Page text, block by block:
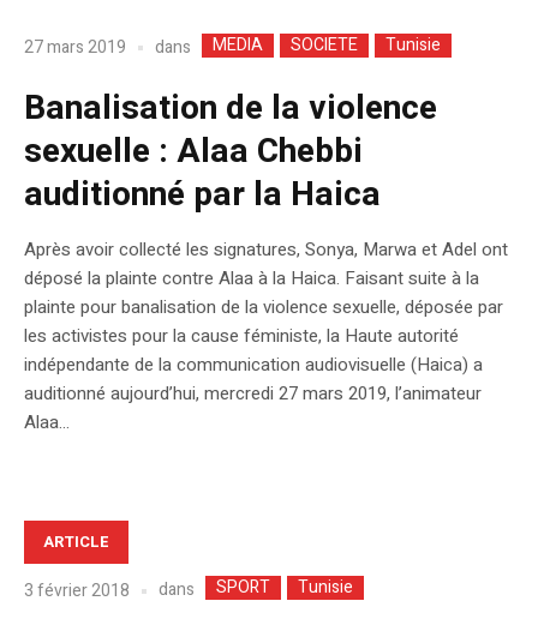
27 mars 2019 dans MEDIA SOCIETE Tunisie
Banalisation de la violence
sexuelle : Alaa Chebbi
auditionné par la Haica
Après avoir collecté les signatures, Sonya, Marwa et Adel ont
déposé la plainte contre Alaa à la Haica. Faisant suite à la
plainte pour banalisation de la violence sexuelle, déposée par
les activistes pour la cause féministe, la Haute autorité
indépendante de la communication audiovisuelle (Haica) a
auditionné aujourd’hui, mercredi 27 mars 2019, l’animateur
Alaa...
ARTICLE
3 février 2018 dans SPORT Tunisie